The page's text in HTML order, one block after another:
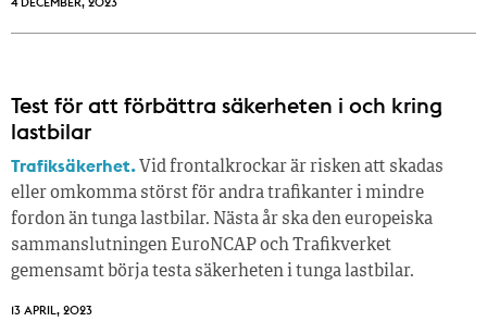
Test för att förbättra säkerheten i och kring
lastbilar
Trafiksäkerhet. Vid frontalkrockar är risken att skadas
eller omkomma störst för andra trafikanter i mindre
fordon än tunga lastbilar. Nästa år ska den europeiska
sammanslutningen EuroNCAP och Trafikverket
gemensamt börja testa säkerheten i tunga lastbilar.
13 APRIL, 2023